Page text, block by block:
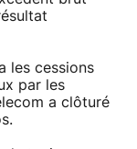
les cessions
par les
a clôturé